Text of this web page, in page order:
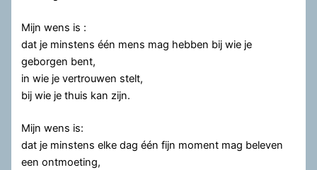
Mijn wens is :
dat je minstens één mens mag hebben bij wie je
geborgen bent,
in wie je vertrouwen stelt,
bij wie je thuis kan zijn.
Mijn wens is:
dat je minstens elke dag één fijn moment mag beleven
een ontmoeting,